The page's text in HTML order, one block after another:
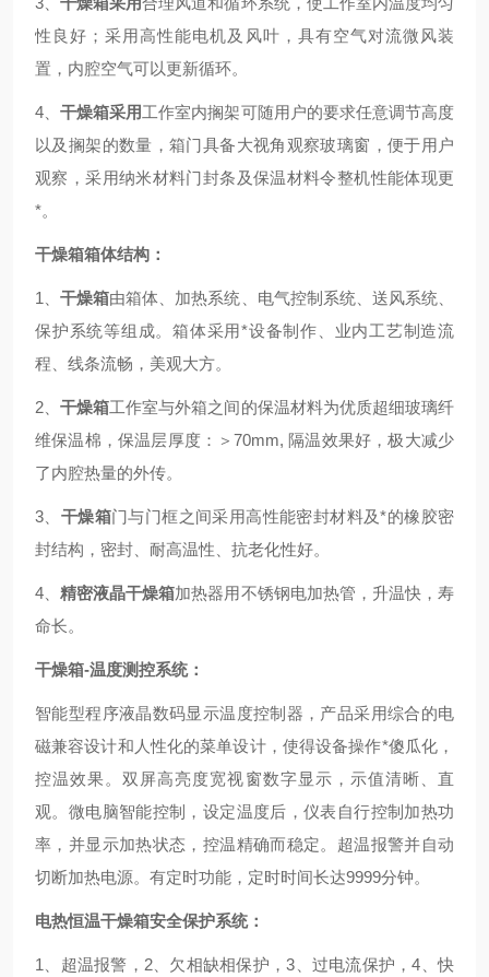
性良好；采用高性能电机及风叶，具有空气对流微风装
置，内腔空气可以更新循环。
4、干燥箱采用工作室内搁架可随用户的要求任意调节高度
以及搁架的数量，箱门具备大视角观察玻璃窗，便于用户
观察，采用纳米材料门封条及保温材料令整机性能体现更
*。
干燥箱箱体结构：
1、干燥箱由箱体、加热系统、电气控制系统、送风系统、
保护系统等组成。箱体采用*设备制作、业内工艺制造流
程、线条流畅，美观大方。
2、干燥箱工作室与外箱之间的保温材料为优质超细玻璃纤
维保温棉，保温层厚度：＞70mm, 隔温效果好，极大减少
了内腔热量的外传。
3、 干燥箱门与门框之间采用高性能密封材料及*的橡胶密
封结构，密封、耐高温性、抗老化性好。
4、精密液晶干燥箱加热器用不锈钢电加热管，升温快，寿
命长。
干燥箱-温度测控系统：
智能型程序液晶数码显示温度控制器 ，产品采用综合的电
磁兼容设计和人性化的菜单设计，使得设备操作*傻瓜化，
控温效果。双屏高亮度宽视窗数字显示，示值清晰、直
观。微电脑智能控制，设定温度后，仪表自行控制加热功
率，并显示加热状态，控温精确而稳定。超温报警并自动
切断加热电源。有定时功能，定时时间长达9999分钟。
电热恒温干燥箱安全保护系统：
1、超温报警，2、欠相缺相保护，3、过电流保护，4、快